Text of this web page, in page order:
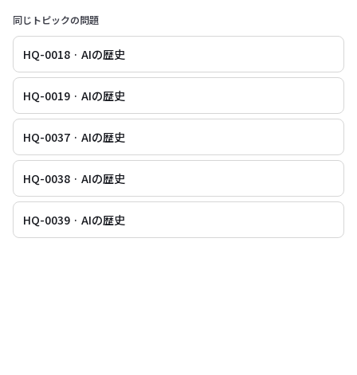
同じトピックの問題
HQ-0018 · AIの歴史
HQ-0019 · AIの歴史
HQ-0037 · AIの歴史
HQ-0038 · AIの歴史
HQ-0039 · AIの歴史